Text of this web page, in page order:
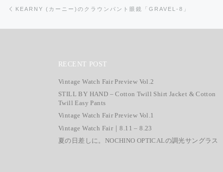
KEARNY (カーニー)のクラウンパント眼鏡「GRAVEL-8」
RECENT POST
Vintage Watch Fair Preview Vol.2
STILL BY HAND – Cotton Twill Shirt Jacket & Cotton
Twill Easy Pants
Vintage Watch Fair Preview Vol.1
Vintage Watch Fair｜8.11 – 8.23
夏の日差しに。NOCHINO OPTICALの調光サングラス